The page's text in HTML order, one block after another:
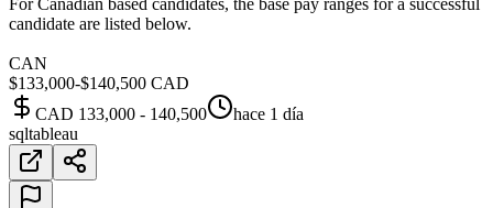
For Canadian based candidates, the base pay ranges for a successful
candidate are listed below.
CAN
$133,000-$140,500 CAD
CAD 133,000 - 140,500
hace 1 día
sqltableau